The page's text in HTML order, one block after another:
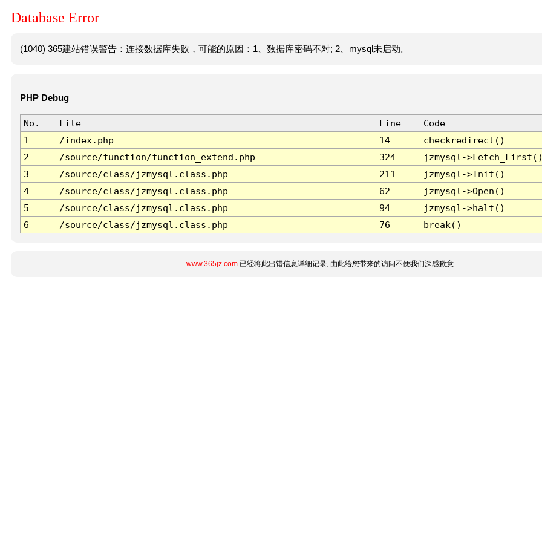
Database Error
(1040) 365建站错误警告：连接数据库失败，可能的原因：1、数据库密码不对; 2、mysql未启动。
PHP Debug
No. File Line
Code
1
/index.php 14
checkredirect()
2
/source/function/function_extend.php 324
jzmysql-
3
/source/class/jzmysql.class.php 211
jzmysql->Init()
4
/source/class/jzmysql.class.php 62
jzmysql->Open()
5
/source/class/jzmysql.class.php 94
jzmysql->halt()
6
/source/class/jzmysql.class.php 76 break()
www.365jz.com已经将此出错信息详细记录, 由此给您带来的访问不便我们深感歉意.